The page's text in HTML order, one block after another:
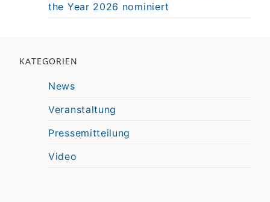
the Year 2026 nominiert
KATEGORIEN
News
Veranstaltung
Pressemitteilung
Video